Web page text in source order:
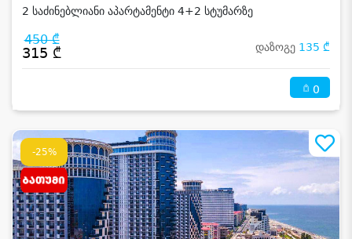
2 საძინებლიანი აპარტამენტი 4+2 სტუმარზე
450 ₾
315 ₾ დაზოგე 135 ₾
0
-25%